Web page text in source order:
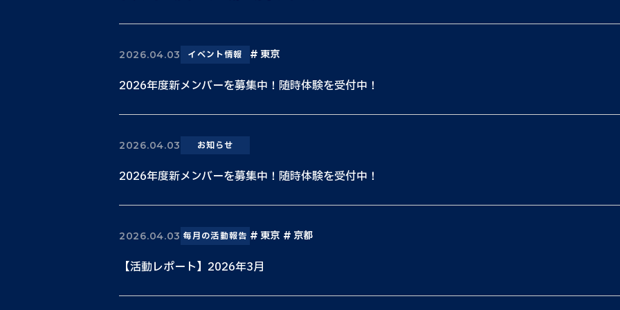
2026.04.03 イベント情報 東京
2026年度新メンバーを募集中！随時体験を受付中！
2026.04.03 お知らせ
2026年度新メンバーを募集中！随時体験を受付中！
2026.04.03 毎月の活動報告 東京 京都
【活動レポート】2026年3月